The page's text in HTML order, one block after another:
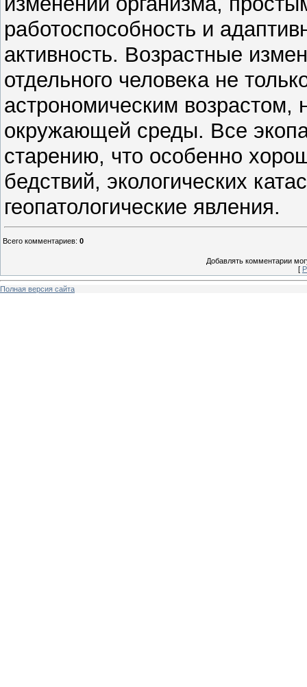
работоспособность и
активность. Возрастные
отдельного человека не
астрономическим возрастом,
окружающей среды. Все
старению, что особенно
бедствий, экологических
геопатологические явления.
Всего комментариев: 0
Добавлять комментарии
[
Полная версия сайта